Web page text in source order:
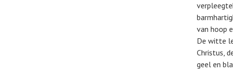
van hoop
De witte
Christus,
geel en